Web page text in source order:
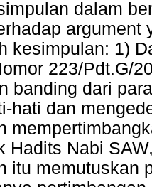
dalam
argument
kesimpulan: 1)
223/Pdt.G/
banding dari
hati dan
Hadits Nabi
itu memutuskan